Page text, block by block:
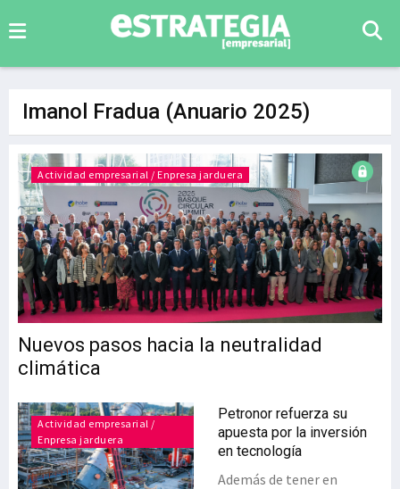
Imanol Fradua (Anuario 2025)
Nuevos pasos hacia la neutralidad
climática
Actividad empresarial / Enpresa jarduera
Actividad empresarial /
Enpresa jarduera
Petronor refuerza su
apuesta por la inversión
en tecnología
Además de tener en